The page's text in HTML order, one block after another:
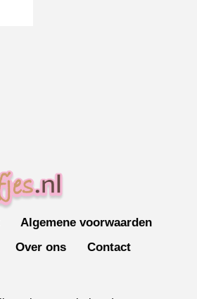
Algemene voorwaarden
Over ons Contact